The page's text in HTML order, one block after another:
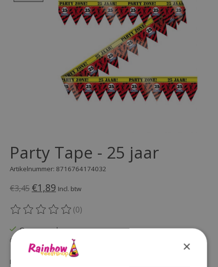
Party Tape - 25 jaar
Artikelnummer: 8716764174032
€3,45 €1,89 Incl. btw
De beoordeling van dit product is
(0)
Op voorraad
Beschikbaarheid in de winkel controleren
Hoeveelheid:
×